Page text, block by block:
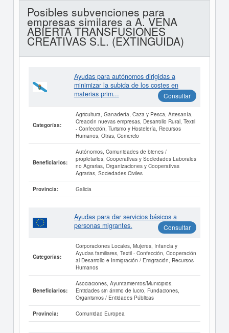
Posibles subvenciones para
empresas similares a A. VENA
ABIERTA TRANSFUSIONES
CREATIVAS S.L. (EXTINGUIDA)
Ayudas para autónomos dirigidas a
minimizar la subida de los costes en
materias prim...
Consultar
Categorías:
Agricultura, Ganadería, Caza y Pesca, Artesanía,
Creación nuevas empresas, Desarrollo Rural, Textil
- Confección, Turismo y Hostelería, Recursos
Humanos, Otras, Comercio
Beneficiarios:
Autónomos, Comunidades de bienes /
propietarios, Cooperativas y Sociedades Laborales
no Agrarias, Organizaciones y Cooperativas
Agrarias, Sociedades Civiles
Provincia: Galicia
Ayudas para dar servicios básicos a
personas migrantes.
Consultar
Categorías:
Corporaciones Locales, Mujeres, Infancia y
Ayudas familiares, Textil - Confección, Cooperación
al Desarrollo e Inmigración / Emigración, Recursos
Humanos
Beneficiarios:
Asociaciones, Ayuntamientos/Municipios,
Entidades sin ánimo de lucro, Fundaciones,
Organismos / Entidades Públicas
Provincia: Comunidad Europea